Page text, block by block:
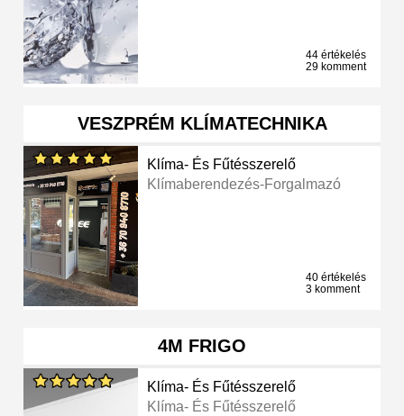
44 értékelés
29 komment
VESZPRÉM KLÍMATECHNIKA
Klíma- És Fűtésszerelő
Klímaberendezés-Forgalmazó
40 értékelés
3 komment
4M FRIGO
Klíma- És Fűtésszerelő
Klíma- És Fűtésszerelő